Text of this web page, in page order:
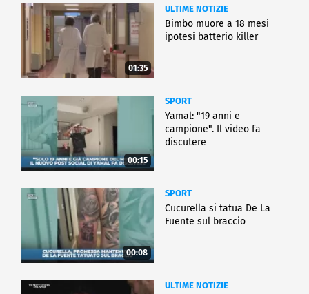
01:35
ULTIME NOTIZIE
Bimbo muore a 18 mesi
ipotesi batterio killer
00:15
SPORT
Yamal: "19 anni e
campione". Il video fa
discutere
00:08
SPORT
Cucurella si tatua De La
Fuente sul braccio
ULTIME NOTIZIE